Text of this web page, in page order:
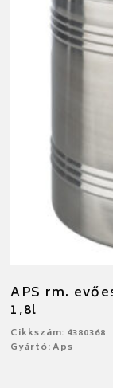
APS rm.
1,8l
Cikkszám: 4380368
Gyártó: Aps